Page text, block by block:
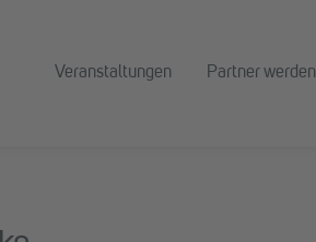
Veranstaltungen Partner werden